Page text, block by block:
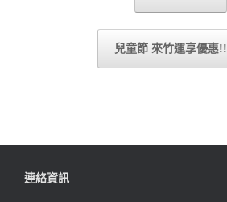
兒童節 來竹運享優惠!!
連絡資訊